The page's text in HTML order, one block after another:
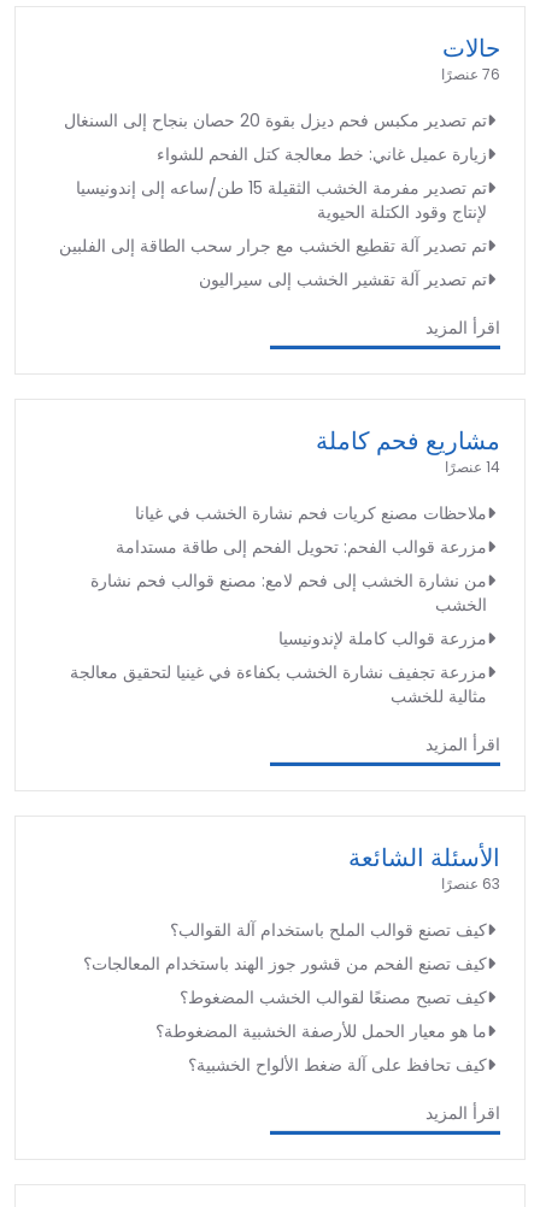
حالات
76 عنصرًا
تم تصدير مكبس فحم ديزل بقوة 20 حصان بنجاح إلى السنغال
زيارة عميل غاني: خط معالجة كتل الفحم للشواء
تم تصدير مفرمة الخشب الثقيلة 15 طن/ساعه إلى إندونيسيا
لإنتاج وقود الكتلة الحيوية
تم تصدير آلة تقطيع الخشب مع جرار سحب الطاقة إلى الفلبين
تم تصدير آلة تقشير الخشب إلى سيراليون
اقرأ المزيد
مشاريع فحم كاملة
14 عنصرًا
ملاحظات مصنع كريات فحم نشارة الخشب في غيانا
مزرعة قوالب الفحم: تحويل الفحم إلى طاقة مستدامة
من نشارة الخشب إلى فحم لامع: مصنع قوالب فحم نشارة
الخشب
مزرعة قوالب كاملة لإندونيسيا
مزرعة تجفيف نشارة الخشب بكفاءة في غينيا لتحقيق معالجة
مثالية للخشب
اقرأ المزيد
الأسئلة الشائعة
63 عنصرًا
كيف تصنع قوالب الملح باستخدام آلة القوالب؟
كيف تصنع الفحم من قشور جوز الهند باستخدام المعالجات؟
كيف تصبح مصنعًا لقوالب الخشب المضغوط؟
ما هو معيار الحمل للأرصفة الخشبية المضغوطة؟
كيف تحافظ على آلة ضغط الألواح الخشبية؟
اقرأ المزيد